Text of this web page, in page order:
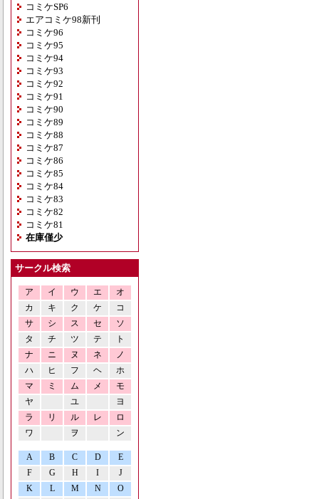
コミケSP6
エアコミケ98新刊
コミケ96
コミケ95
コミケ94
コミケ93
コミケ92
コミケ91
コミケ90
コミケ89
コミケ88
コミケ87
コミケ86
コミケ85
コミケ84
コミケ83
コミケ82
コミケ81
在庫僅少
サークル検索
ア イ ウ エ
オ
カ
キ ク ケ
コ
サ
シ ス セ
ソ
タ
チ ツ テ
ト
ナ
ニ ヌ ネ
ノ
ハ
ヒ フ ヘ
ホ
マ
ミ ム メ
モ
ヤ
ユ
ヨ
ラ
リ ル レ
ロ
ワ
ヲ ン
A B C D
E
F
G H I
J
K
L M N O